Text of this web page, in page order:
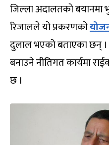
जिल्ला अदालतको बयानमा
रिजालले यो प्रकरणको
दुलाल भएको बताएका छन् ।
बनाउने नीतिगत कार्यमा
छ ।